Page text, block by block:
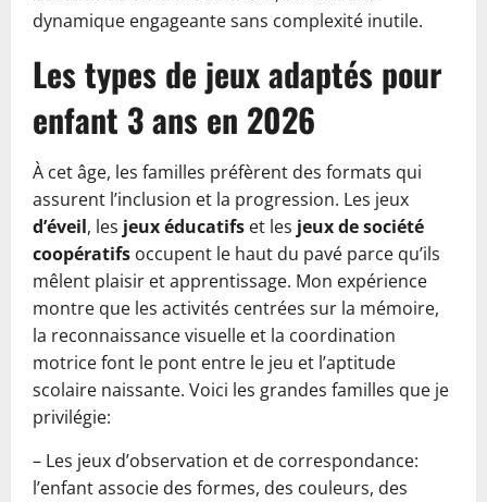
dynamique engageante sans complexité inutile.
Les types de jeux adaptés pour
enfant 3 ans en 2026
À cet âge, les familles préfèrent des formats qui
assurent l’inclusion et la progression. Les jeux
d’éveil, les jeux éducatifs et les jeux de société
coopératifs occupent le haut du pavé parce qu’ils
mêlent plaisir et apprentissage. Mon expérience
montre que les activités centrées sur la mémoire,
la reconnaissance visuelle et la coordination
motrice font le pont entre le jeu et l’aptitude
scolaire naissante. Voici les grandes familles que je
privilégie:
– Les jeux d’observation et de correspondance:
l’enfant associe des formes, des couleurs, des